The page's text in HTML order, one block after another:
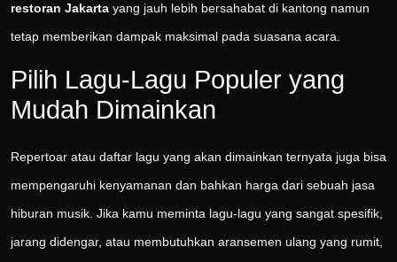
restoran Jakarta yang jauh lebih bersahabat di kantong namun
tetap memberikan dampak maksimal pada suasana acara.
Pilih Lagu-Lagu Populer yang
Mudah Dimainkan
Repertoar atau daftar lagu yang akan dimainkan ternyata juga bisa
mempengaruhi kenyamanan dan bahkan harga dari sebuah jasa
hiburan musik. Jika kamu meminta lagu-lagu yang sangat spesifik,
jarang didengar, atau membutuhkan aransemen ulang yang rumit,